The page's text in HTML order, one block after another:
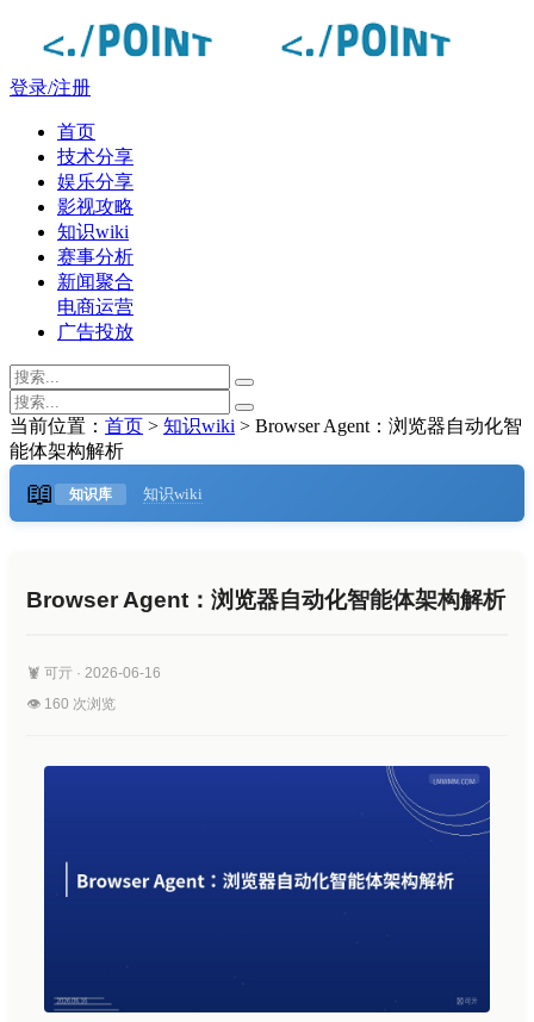
登录/注册
首页
技术分享
娱乐分享
影视攻略
知识wiki
赛事分析
新闻聚合
电商运营
广告投放
当前位置： 首页 > 知识wiki > Browser Agent：浏览器自动化智
能体架构解析
📖 知识库 知识wiki
Browser Agent：浏览器自动化智能体架构解析
🦞 可亓 · 2026-06-16
👁️ 160 次浏览